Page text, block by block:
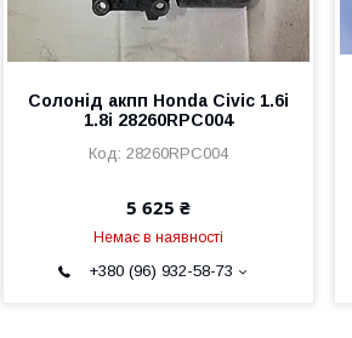
Солонід акпп Honda Civic 1.6i
1.8i 28260RPC004
28260RPC004
5 625 ₴
Немає в наявності
+380 (96) 932-58-73